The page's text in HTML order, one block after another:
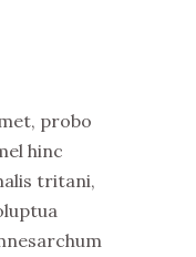
probo
hinc
tritani,